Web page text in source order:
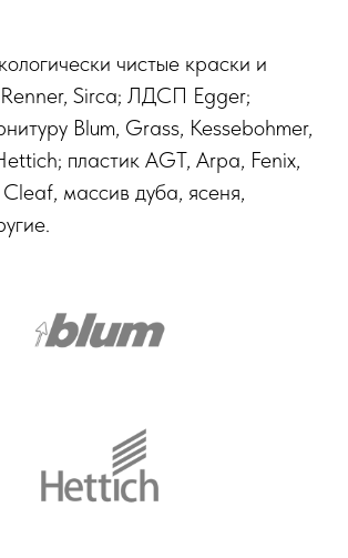
чистые краски и
Sirca; ЛДСП Egger;
Blum, Grass, Kessebohmer,
пластик AGT, Arpa, Fenix,
массив дуба, ясеня,